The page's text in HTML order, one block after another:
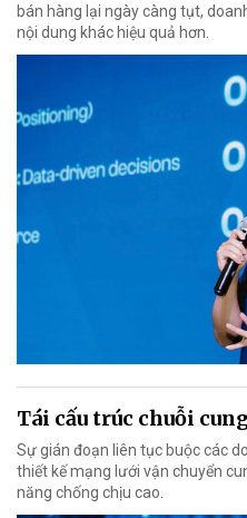
bán hàng lại ngày càng tụt,
nội dung khác hiệu quả hơn.
Tái cấu trúc chuỗi
Sự gián đoạn liên tục buộc các
thiết kế mạng lưới vận chuyển
năng chống chịu cao.